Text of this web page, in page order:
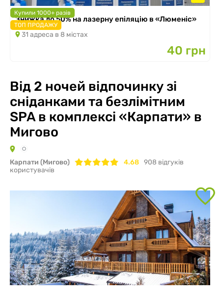
Купили 1000+ разів
ТОП ПРОДАЖУ
Знижка до 50% на лазерну епіляцію в «Люменіс»
31 адреса в 8 містах
40 грн
Від 2 ночей відпочинку зі
сніданками та безлімітним
SPA в комплексі «Карпати» в
Мигово
Карпати (Мигово) 4.68 908 відгуків
користувачів